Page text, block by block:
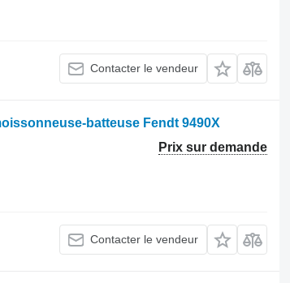
Contacter le vendeur
batteuse Fendt 9490X
Prix sur demande
Contacter le vendeur